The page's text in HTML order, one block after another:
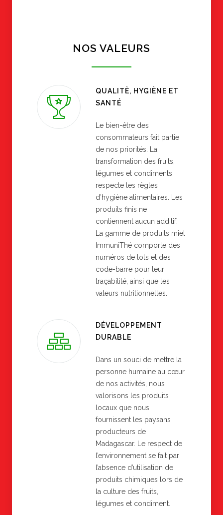
NOS VALEURS
QUALITÈ, HYGIÈNE ET
SANTÉ
Le bien-être des
consommateurs fait partie
de nos priorités. La
transformation des fruits,
légumes et condiments
respecte les règles
d’hygiène alimentaires. Les
produits finis ne
contiennent aucun additif.
La gamme de produits miel
ImmuniThé comporte des
numéros de lots et des
code-barre pour leur
traçabilité, ainsi que les
valeurs nutritionnelles.
DÉVELOPPEMENT
DURABLE
Dans un souci de mettre la
personne humaine au cœur
de nos activités, nous
valorisons les produits
locaux que nous
fournissent les paysans
producteurs de
Madagascar. Le respect de
l’environnement se fait par
l’absence d’utilisation de
produits chimiques lors de
la culture des fruits,
légumes et condiment.